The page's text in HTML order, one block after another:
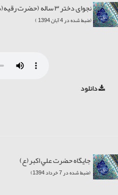
نجوای دختر ۳ ساله (حضرت رقیه(س)) با بابا
(ضبط شده در 4 آبان 1394 )
دانلود
جایگاه حضرت علي اکبر(ع)
(ضبط شده در 7 خرداد 1394)